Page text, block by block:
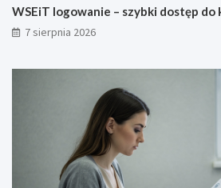
WSEiT logowanie – szybki dostęp do
7 sierpnia 2026